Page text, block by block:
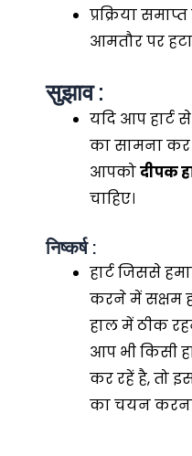
प्रक्रिया
आमतौर पर हटा
सुझाव :
यदि आप हार्ट
का सामना कर
आपकोदीपक
चाहिए।
निष्कर्ष :
हार्ट जिससे
करने में सक्षम
हाल में ठीक
आप भी किसी
कर रहें है, तो
का चयन करना